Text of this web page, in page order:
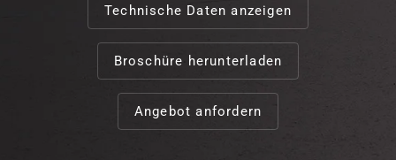
Technische Daten anzeigen
Broschüre herunterladen
Angebot anfordern